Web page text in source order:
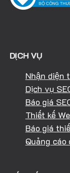
DỊCH VỤ
Nhận diện
Dịch vụ
Báo giá
Thiết kế
Báo giá
Quảng cáo